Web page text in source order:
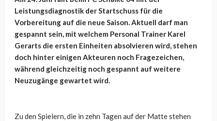
Leistungsdiagnostik der Startschuss für die
Vorbereitung auf die neue Saison. Aktuell darf man
gespannt sein, mit welchem Personal Trainer Karel
Gerarts die ersten Einheiten absolvieren wird, stehen
doch hinter einigen Akteuren noch Fragezeichen,
während gleichzeitig noch gespannt auf weitere
Neuzugänge gewartet wird.
Zu den Spielern, die in zehn Tagen auf der Matte stehen